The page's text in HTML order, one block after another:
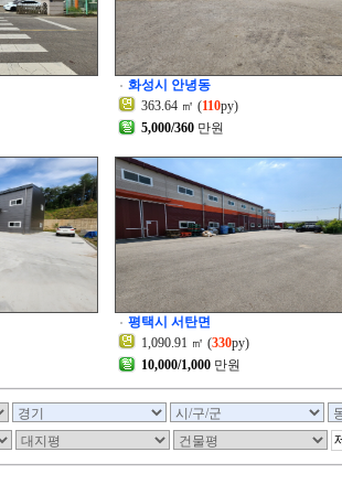
화성시 안녕동
363.64 ㎡ (110py)
5,000/360만원
평택시 서탄면
1,090.91 ㎡ (330py)
10,000/1,000만원